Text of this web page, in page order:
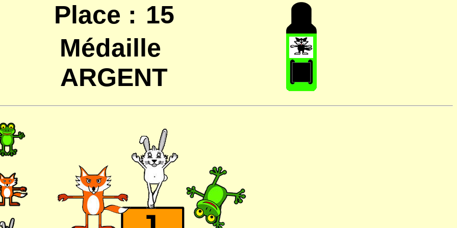
Place : 15
Médaille
ARGENT